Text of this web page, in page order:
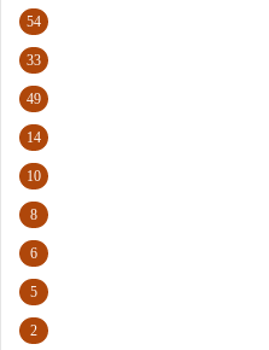
54
33
49
14
10
8
6
5
2